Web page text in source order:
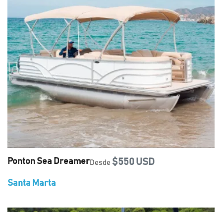
Ponton Sea DreamerDesde $550 USD
Santa Marta